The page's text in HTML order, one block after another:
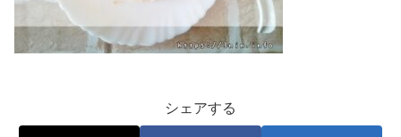
シェアする